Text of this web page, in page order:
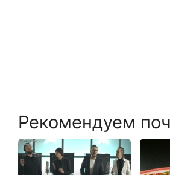
Рекомендуем